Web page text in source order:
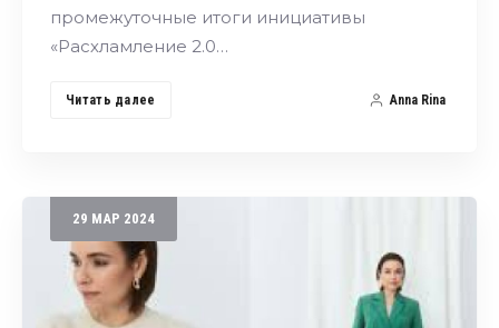
промежуточные итоги инициативы
«Расхламление 2.0…
Читать далее Anna Rina
29 МАР 2024